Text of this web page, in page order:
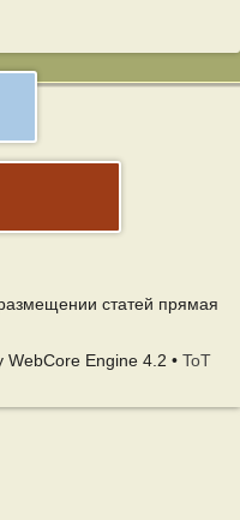
статей прямая
WebCore Engine 4.2 • ToT